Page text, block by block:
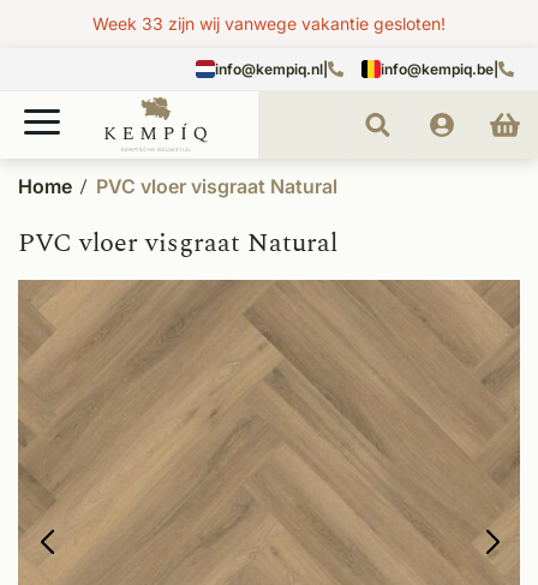
Week 33 zijn wij vanwege vakantie gesloten!
info@kempiq.nl info@kempiq.be
Home PVC vloer visgraat Natural
PVC vloer visgraat Natural